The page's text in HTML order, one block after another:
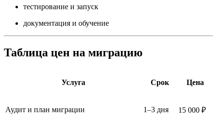
тестирование и запуск
документация и обучение
Таблица цен на миграцию
Услуга Срок Цена
Аудит и план миграции 1–3 дня 15 000 ₽